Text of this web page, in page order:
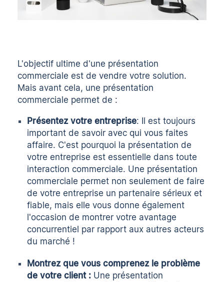
L'objectif ultime d'une présentation
commerciale est de vendre votre solution.
Mais avant cela, une présentation
commerciale permet de :
Présentez votre entreprise: Il est toujours
important de savoir avec qui vous faites
affaire. C'est pourquoi la présentation de
votre entreprise est essentielle dans toute
interaction commerciale. Une présentation
commerciale permet non seulement de faire
de votre entreprise un partenaire sérieux et
fiable, mais elle vous donne également
l'occasion de montrer votre avantage
concurrentiel par rapport aux autres acteurs
du marché !
Montrez que vous comprenez le problème
de votre client : Une présentation